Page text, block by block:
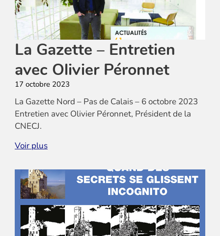
La Gazette – Entretien
avec Olivier Péronnet
17 octobre 2023
La Gazette Nord – Pas de Calais – 6 octobre 2023
Entretien avec Olivier Péronnet, Président de la
CNECJ.
Voir plus